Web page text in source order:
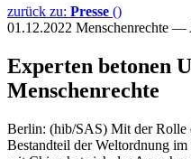
zurück zu: Presse ()
01.12.2022 Menschenrechte
Experten betonen
Menschenrechte
Berlin: (hib/SAS) Mit der Rolle
Bestandteil der Weltordnung